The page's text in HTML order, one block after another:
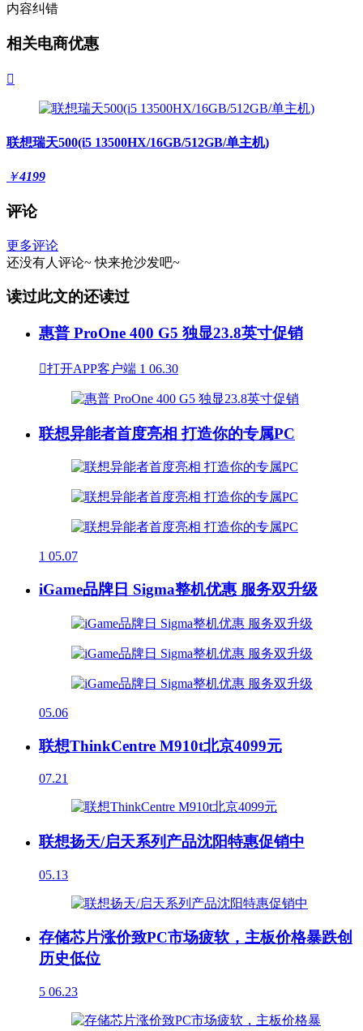
内容纠错
相关电商优惠

联想瑞天500(i5 13500HX/16GB/512GB/单主机)
￥4199
评论
更多评论
还没有人评论~ 快来抢沙发吧~
读过此文的还读过
惠普 ProOne 400 G5 独显23.8英寸促销
打开APP客户端 1 06.30
联想异能者首度亮相 打造你的专属PC
1 05.07
iGame品牌日 Sigma整机优惠 服务双升级
05.06
联想ThinkCentre M910t北京4099元
07.21
联想扬天/启天系列产品沈阳特惠促销中
05.13
存储芯片涨价致PC市场疲软，主板价格暴跌创
历史低位
5 06.23